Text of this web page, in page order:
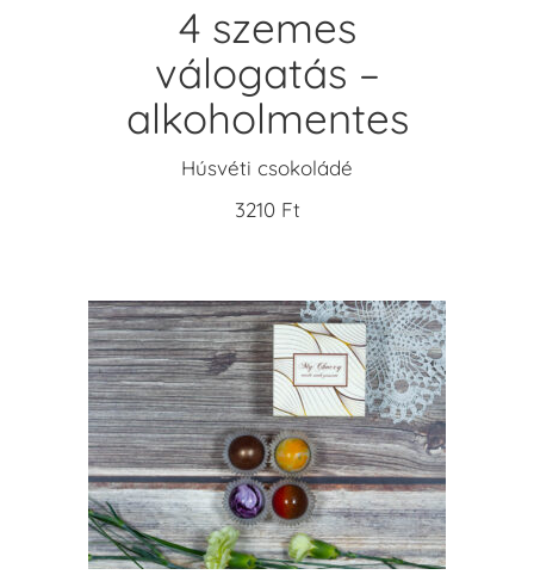
4 szemes
válogatás –
alkoholmentes
Húsvéti csokoládé
3210 Ft
KOSÁRBA TESZEM